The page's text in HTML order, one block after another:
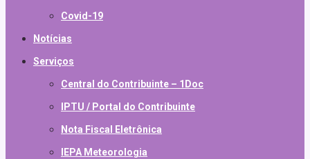
Covid-19
Notícias
Serviços
Central do Contribuinte – 1Doc
IPTU / Portal do Contribuinte
Nota Fiscal Eletrônica
IEPA Meteorologia